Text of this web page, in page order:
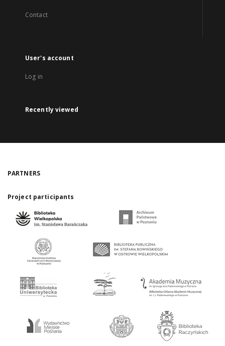
Contact
User's account
Log in
Recently viewed
PARTNERS
Project participants